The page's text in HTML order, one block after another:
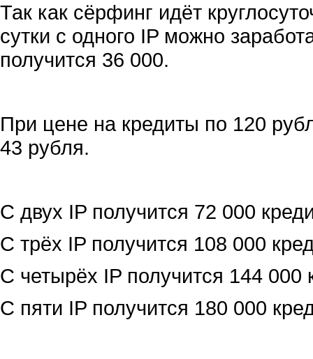
Так как сёрфинг идёт
сутки с одного IP можно
получится 36 000.
При цене на кредиты по 120
43 рубля.
С двух IP получится 72 000
С трёх IP получится 108 000
С четырёх IP получится 144 000
С пяти IP получится 180 000